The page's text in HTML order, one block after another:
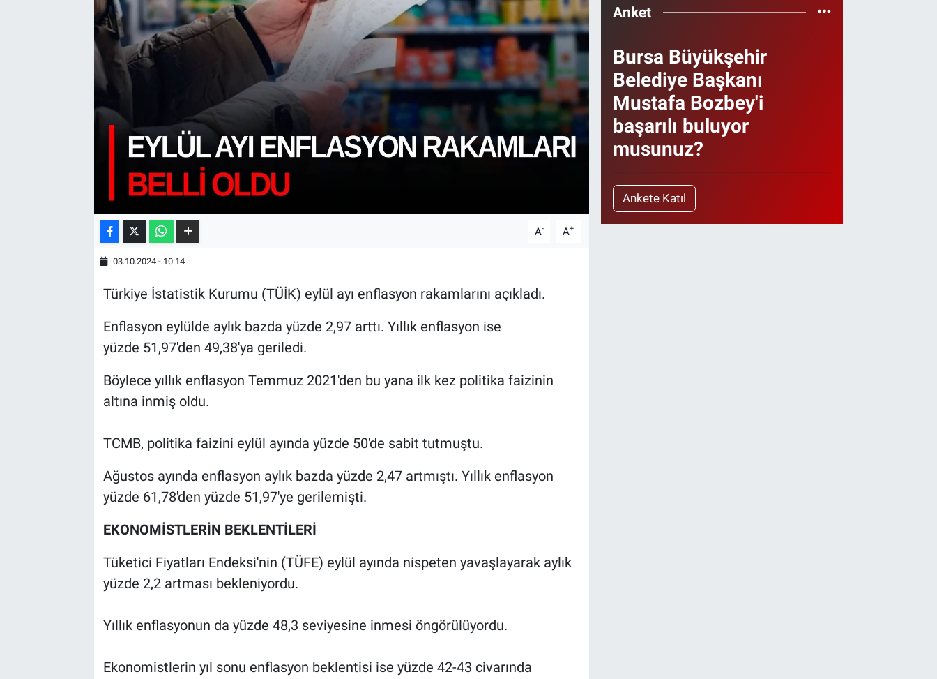
A- A+
03.10.2024 - 10:14
Türkiye İstatistik Kurumu (TÜİK) eylül ayı enflasyon rakamlarını açıkladı.
Enflasyon eylülde aylık bazda yüzde 2,97 arttı. Yıllık enflasyon ise
yüzde 51,97'den 49,38'ya geriledi.
Böylece yıllık enflasyon Temmuz 2021'den bu yana ilk kez politika faizinin
altına inmiş oldu.
TCMB, politika faizini eylül ayında yüzde 50'de sabit tutmuştu.
Ağustos ayında enflasyon aylık bazda yüzde 2,47 artmıştı. Yıllık enflasyon
yüzde 61,78'den yüzde 51,97'ye gerilemişti.
EKONOMİSTLERİN BEKLENTİLERİ
Tüketici Fiyatları Endeksi'nin (TÜFE) eylül ayında nispeten yavaşlayarak aylık
yüzde 2,2 artması bekleniyordu.
Yıllık enflasyonun da yüzde 48,3 seviyesine inmesi öngörülüyordu.
Ekonomistlerin yıl sonu enflasyon beklentisi ise yüzde 42-43 civarında
Anket
Bursa Büyükşehir
Belediye Başkanı
Mustafa Bozbey'i
başarılı buluyor
musunuz?
Ankete Katıl